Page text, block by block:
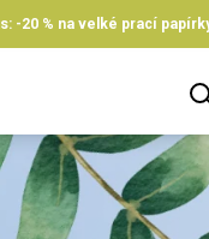
-20 % na velké prací